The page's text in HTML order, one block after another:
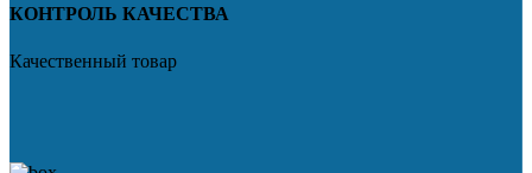
КОНТРОЛЬ КАЧЕСТВА
Качественный товар